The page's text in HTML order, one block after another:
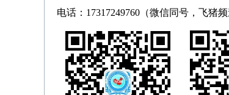
电话： 17317249760（微信同号，飞猪